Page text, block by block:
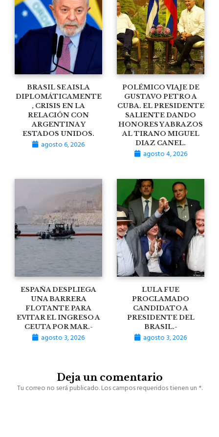
BRASIL SE AISLA
DIPLOMÁTICAMENTE
, CRISIS EN LA
RELACIÓN CON
ARGENTINA Y
ESTADOS UNIDOS.
agosto 6, 2026
POLÉMICO VIAJE DE
GUSTAVO PETRO A
CUBA. EL PRESIDENTE
SALIENTE DANDO
HONORES Y ABRAZOS
AL TIRANO MIGUEL
DIAZ CANEL.
agosto 4, 2026
ESPAÑA DESPLIEGA
UNA BARRERA
FLOTANTE PARA
EVITAR EL INGRESO A
CEUTA POR MAR.-
agosto 3, 2026
LULA FUE
PROCLAMADO
CANDIDATO A
PRESIDENTE DEL
BRASIL.-
agosto 3, 2026
Deja un comentario
Tu correo no será publicado. Los campos requeridos tienen un *.